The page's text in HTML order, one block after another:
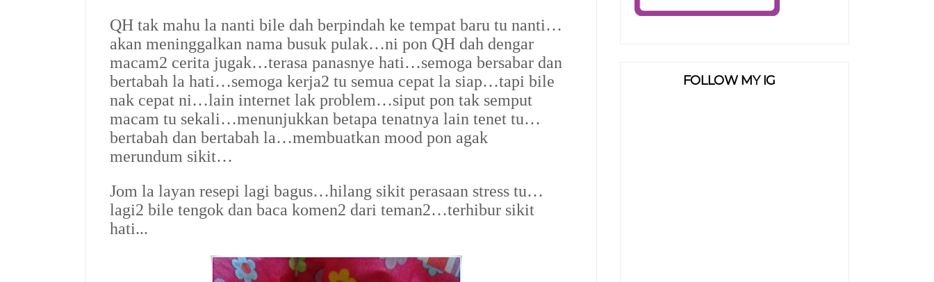
QH tak mahu la nanti bile dah berpindah ke tempat baru tu nanti…
akan meninggalkan nama busuk pulak…ni pon QH dah dengar
macam2 cerita jugak…terasa panasnye hati…semoga bersabar dan
bertabah la hati…semoga kerja2 tu semua cepat la siap…tapi bile
nak cepat ni…lain internet lak problem…siput pon tak semput
macam tu sekali…menunjukkan betapa tenatnya lain tenet tu…
bertabah dan bertabah la…membuatkan mood pon agak
merundum sikit…
Jom la layan resepi lagi bagus…hilang sikit perasaan stress tu…
lagi2 bile tengok dan baca komen2 dari teman2…terhibur sikit
hati...
FOLLOW MY IG